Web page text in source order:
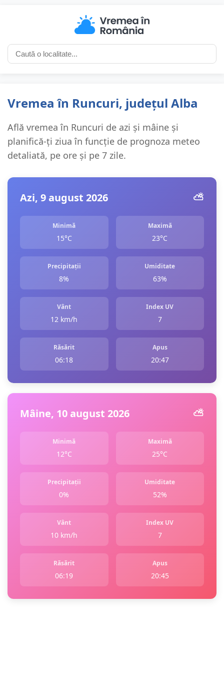
Vremea în Runcuri, județul Alba
Află vremea în Runcuri de azi și mâine și
planifică-ți ziua în funcție de prognoza meteo
detaliată, pe ore și pe 7 zile.
Azi, 9 august 2026 ⛅️
Minimă
15°C
Maximă
23°C
Precipitații
8%
Umiditate
63%
Vânt
12 km/h
Index UV
7
Răsărit
06:18
Apus
20:47
Mâine, 10 august 2026 ⛅️
Minimă
12°C
Maximă
25°C
Precipitații
0%
Umiditate
52%
Vânt
10 km/h
Index UV
7
Răsărit
06:19
Apus
20:45